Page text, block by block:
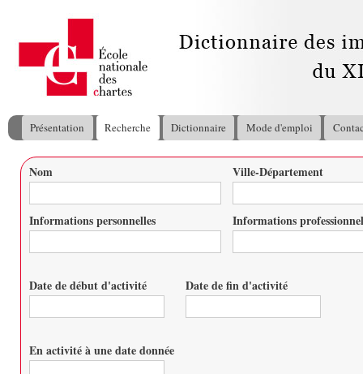
Menu principal
Présentation Recherche Dictionnaire Mode d'emploi
Vous êtes ici
Nom Ville-Département
Informations personnelles Informations
Date de début d'activité Date de fin d'activité
En activité à une date donnée